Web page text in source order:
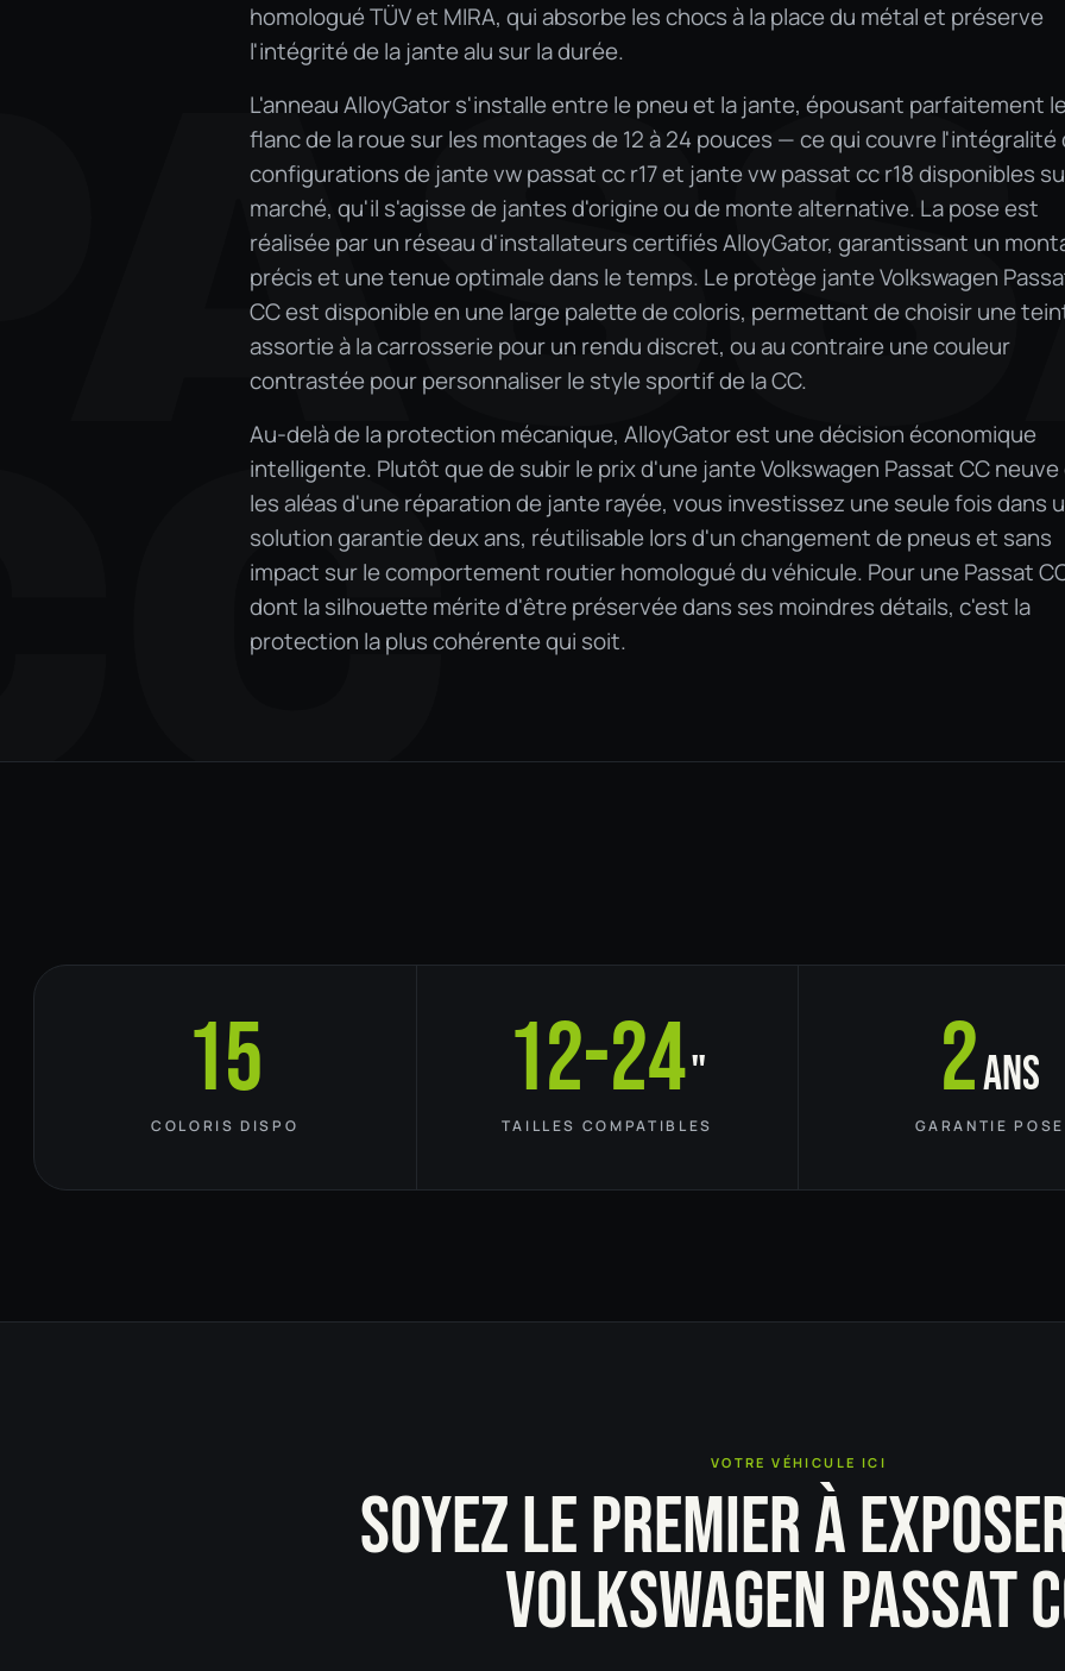
homologué TÜV et MIRA, qui absorbe les chocs à la place du métal et préserve
l'intégrité de la jante alu sur la durée.
L'anneau AlloyGator s'installe entre le pneu et la jante, épousant parfaitement
flanc de la roue sur les montages de 12 à 24 pouces — ce qui couvre l'intégralité
configurations de jante vw passat cc r17 et jante vw passat cc r18 disponibles
marché, qu'il s'agisse de jantes d'origine ou de monte alternative. La pose est
réalisée par un réseau d'installateurs certifiés AlloyGator, garantissant un
précis et une tenue optimale dans le temps. Le protège jante Volkswagen
CC est disponible en une large palette de coloris, permettant de choisir une
assortie à la carrosserie pour un rendu discret, ou au contraire une couleur
contrastée pour personnaliser le style sportif de la CC.
Au-delà de la protection mécanique, AlloyGator est une décision économique
intelligente. Plutôt que de subir le prix d'une jante Volkswagen Passat CC neuve
les aléas d'une réparation de jante rayée, vous investissez une seule fois dans
solution garantie deux ans, réutilisable lors d'un changement de pneus et sans
impact sur le comportement routier homologué du véhicule. Pour une Passat
dont la silhouette mérite d'être préservée dans ses moindres détails, c'est la
protection la plus cohérente qui soit.
15
COLORIS DISPO
12-24"
TAILLES COMPATIBLES
2ans
GARANTIE POSE
VOTRE VÉHICULE ICI
SOYEZ LE PREMIER À
VOLKSWAGEN PASSAT